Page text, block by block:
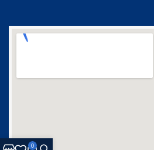
0